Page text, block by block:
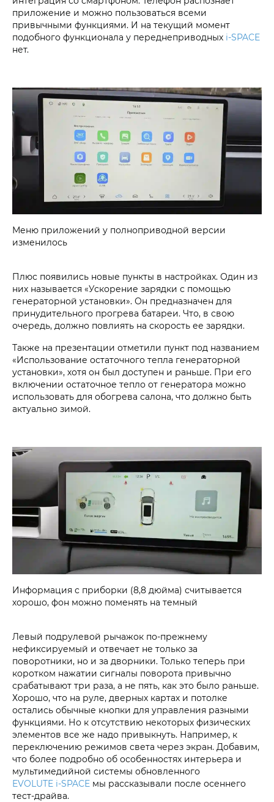
приложение и можно пользоваться всеми
привычными функциями. И на текущий момент
подобного функционала у переднеприводных i‑SPACE
нет.
Меню приложений у полноприводной версии
изменилось
Плюс появились новые пункты в настройках. Один из
них называется «Ускорение зарядки с помощью
генераторной установки». Он предназначен для
принудительного прогрева батареи. Что, в свою
очередь, должно повлиять на скорость ее зарядки.
Также на презентации отметили пункт под названием
«Использование остаточного тепла генераторной
установки», хотя он был доступен и раньше. При его
включении остаточное тепло от генератора можно
использовать для обогрева салона, что должно быть
актуально зимой.
Информация с приборки (8,8 дюйма) считывается
хорошо, фон можно поменять на темный
Левый подрулевой рычажок по-прежнему
нефиксируемый и отвечает не только за
поворотники, но и за дворники. Только теперь при
коротком нажатии сигналы поворота привычно
срабатывают три раза, а не пять, как это было раньше.
Хорошо, что на руле, дверных картах и потолке
остались обычные кнопки для управления разными
функциями. Но к отсутствию некоторых физических
элементов все же надо привыкнуть. Например, к
переключению режимов света через экран. Добавим,
что более подробно об особенностях интерьера и
мультимедийной системы обновленного
EVOLUTE i‑SPACE мы рассказывали после осеннего
тест-драйва.